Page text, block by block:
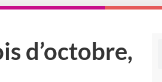
d’octobre,